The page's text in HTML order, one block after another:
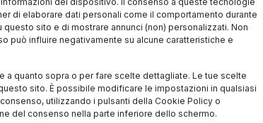
del dispositivo. Il consenso a queste tecnologie
di elaborare dati personali come il comportamento durante
questo sito e di mostrare annunci (non) personalizzati. Non
può influire negativamente su alcune caratteristiche e
a quanto sopra o per fare scelte dettagliate. Le tue scelte
sito. È possibile modificare le impostazioni in qualsiasi
utilizzando i pulsanti della Cookie Policy o
del consenso nella parte inferiore dello schermo.